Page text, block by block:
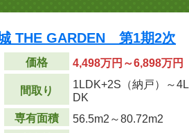
THE GARDEN 第1期2次
価格 4,498万円～6,898万円
間取り
1LDK+2S（納戸）～4L
DK
専有面積
56.5m2 ～80.72m2